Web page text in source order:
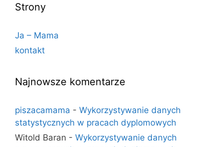
Strony
Ja – Mama
kontakt
Najnowsze komentarze
piszacamama - Wykorzystywanie danych
statystycznych w pracach dyplomowych
Witold Baran - Wykorzystywanie danych